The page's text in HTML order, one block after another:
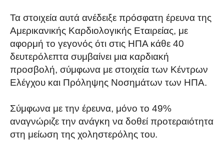
Τα στοιχεία αυτά ανέδειξε πρόσφατη έρευνα της
Αμερικανικής Καρδιολογικής Εταιρείας, με
αφορμή το γεγονός ότι στις ΗΠΑ κάθε 40
δευτερόλεπτα συμβαίνει μια καρδιακή
προσβολή, σύμφωνα με στοιχεία των Κέντρων
Ελέγχου και Πρόληψης Νοσημάτων των ΗΠΑ.
Σύμφωνα με την έρευνα, μόνο το 49%
αναγνώριζε την ανάγκη να δοθεί προτεραιότητα
στη μείωση της χοληστερόλης του.